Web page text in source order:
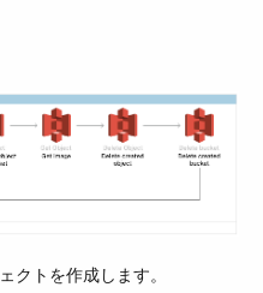
トを作成します。